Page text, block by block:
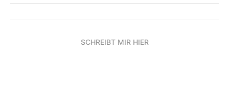
SCHREIBT MIR HIER